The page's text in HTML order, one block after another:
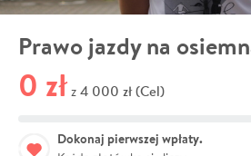
Prawo jazdy na
0 zł z 4 000 zł (Cel)
Dokonaj pierwszej wpłaty.